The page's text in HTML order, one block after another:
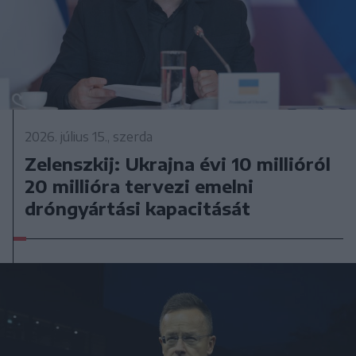
2026. július 15., szerda
Zelenszkij: Ukrajna évi 10 millióról
20 millióra tervezi emelni
dróngyártási kapacitását